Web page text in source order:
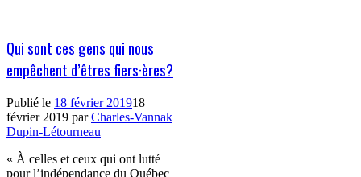
Qui sont ces gens qui nous
empêchent d’êtres fiers·ères?
Publié le 18 février 201918
février 2019 parCharles-Vannak
Dupin-Létourneau
« À celles et ceux qui ont lutté
pour l’indépendance du Québec